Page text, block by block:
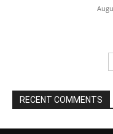
RECENT COMMENTS